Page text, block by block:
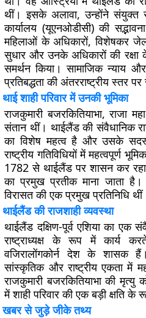
थीं। इसके अलावा, उन्होंने संयुक्त
कार्यालय (यूएनओडीसी) की
महिलाओं के अधिकारों, विशेषकर
सुधार और उनके अधिकारों की रक्षा
समर्थन किया। सामाजिक न्याय
प्रतिबद्धता की अंतरराष्ट्रीय स्तर
थाई शाही परिवार में उनकी भूमिका
राजकुमारी बजरकितियाभा, राजा
संतान थीं। थाईलैंड की संवैधानिक
का विशेष महत्व है और उसके
राष्ट्रीय गतिविधियों में महत्वपूर्ण
1782 से थाईलैंड पर शासन कर
का प्रमुख प्रतीक माना जाता है।
विरासत की एक प्रमुख प्रतिनिधि
थाईलैंड की राजशाही व्यवस्था
थाईलैंड दक्षिण-पूर्व एशिया का एक
राष्ट्राध्यक्ष के रूप में कार्य
वजिरालोंगकोर्न देश के शासक
सांस्कृतिक और राष्ट्रीय एकता में
राजकुमारी बजरकितियाभा की
में शाही परिवार की एक बड़ी क्षति के
खबर से जुड़े जीके तथ्य